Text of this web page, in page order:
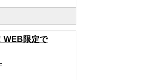
WEB限定で